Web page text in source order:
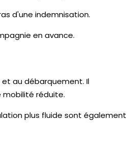
d'une indemnisation.
en avance.
au débarquement. Il
réduite.
plus fluide sont également